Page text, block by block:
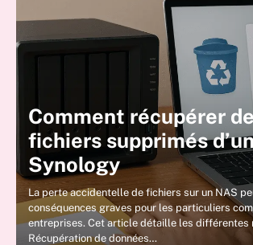
Comment récupérer
fichiers supprimés
Synology
La perte accidentelle de fichiers sur un NAS
conséquences graves pour les particuliers
entreprises. Cet article détaille les différentes
Récupération de données…